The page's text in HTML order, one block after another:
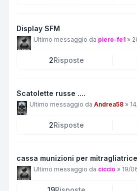
Display SFM
Ultimo messaggio da piero-fe1 »
2Risposte
Scatolette russe ....
Ultimo messaggio da Andrea58 »
2Risposte
cassa munizioni per
Ultimo messaggio da ciccio » 19/